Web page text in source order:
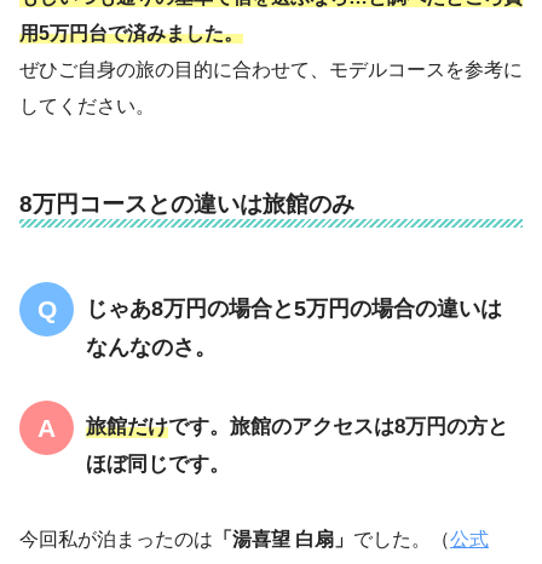
用5万円台で済みました。
ぜひご自身の旅の目的に合わせて、モデルコースを参考に
してください。
8万円コースとの違いは旅館のみ
じゃあ8万円の場合と5万円の場合の違いは
なんなのさ。
旅館だけです。旅館のアクセスは8万円の方と
ほぼ同じです。
今回私が泊まったのは 「湯喜望 白扇」 でした。（公式